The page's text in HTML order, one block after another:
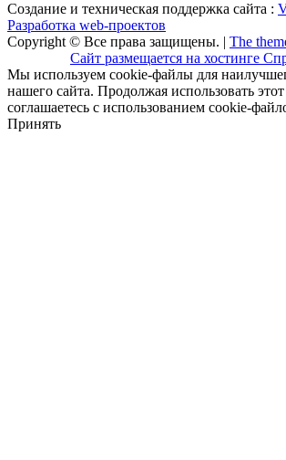
Создание и техническая поддержка сайта :
Разработка web-проектов
Copyright © Все права защищены. | The
Сайт размещается на хостинге
Мы используем cookie-файлы для
нашего сайта. Продолжая использовать
соглашаетесь с использованием cookie-
Принять